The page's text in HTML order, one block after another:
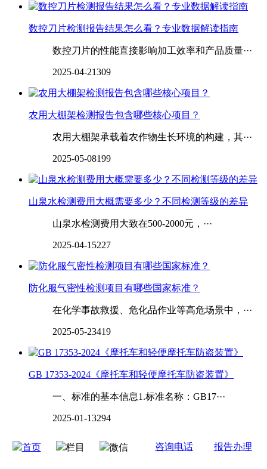
数控刀片检测报告结果怎么看？专业数据解读指南
数控刀片的性能直接影响加工效率和产品质量···
2025-04-21309
农用大棚架检测报告包含哪些核心项目？
农用大棚架承载着农作物生长环境的构建，其···
2025-05-08199
‌‌山泉水检测费用大概需要多少？不同检测等级的差异
山泉水检测费用大致在500-2000元，···
2025-04-15227
防化服气密性检测项目有哪些国家标准？
在化学事故救援、危化品作业等高危场景中，···
2025-05-23419
GB 17353-2024《摩托车和轻便摩托车防盗装置》
一、标准的基本信息1.标准名称：GB17···
2025-01-13294
首页 栏目 微信 咨询电话 报告办理